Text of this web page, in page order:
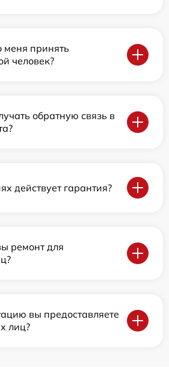
меня принять
человек?
обратную связь в
действует гарантия?
ремонт для
вы предоставляете
лиц?